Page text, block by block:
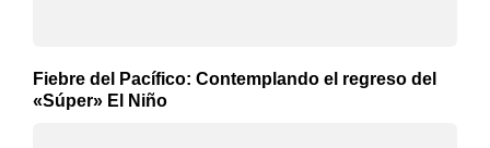
Fiebre del Pacífico: Contemplando el regreso del
«Súper» El Niño